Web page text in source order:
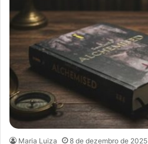
Maria Luiza 8 de dezembro de 2025